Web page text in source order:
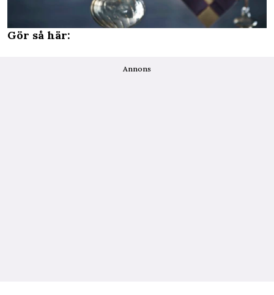
Gör så här:
Annons